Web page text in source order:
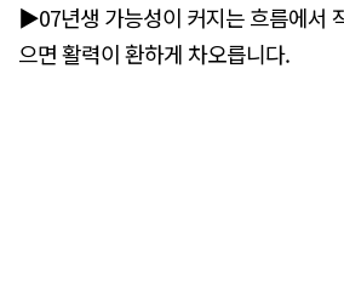
▶07년생 가능성이 커지는 흐름에서
으면 활력이 환하게 차오릅니다.